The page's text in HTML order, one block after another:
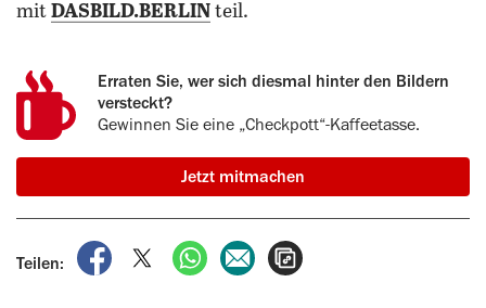
mit DASBILD.BERLIN teil.
Erraten Sie, wer sich diesmal hinter den Bildern
versteckt?
Gewinnen Sie eine „Checkpott“-Kaffeetasse.
Jetzt mitmachen
Teilen:
auf Facebook teilen
auf X teilenper WhatsApp teilen
per E-Mail teilen